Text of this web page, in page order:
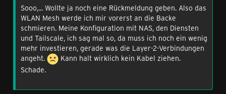
Sooo,... Wollte ja noch eine Rückmeldung geben. Also das
WLAN Mesh werde ich mir vorerst an die Backe
schmieren. Meine Konfiguration mit NAS, den Diensten
und Tailscale, ich sag mal so, da muss ich noch ein wenig
mehr investieren, gerade was die Layer-2-Verbindungen
angeht.
Kann halt wirklich kein Kabel ziehen.
Schade.